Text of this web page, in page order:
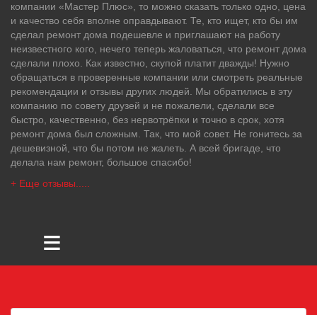
компании «Мастер Плюс», то можно сказать только одно, цена
и качество себя вполне оправдывают. Те, кто ищет, кто бы им
сделал ремонт дома подешевле и приглашают на работу
неизвестного кого, нечего теперь жаловаться, что ремонт дома
сделали плохо. Как известно, скупой платит дважды! Нужно
обращаться в проверенные компании или смотреть реальные
рекомендации и отзывы других людей. Мы обратились в эту
компанию по совету друзей и не пожалели, сделали все
быстро, качественно, без нервотрёпки и точно в срок, хотя
ремонт дома был сложным. Так, что мой совет. Не гонитесь за
дешевизной, что бы потом не жалеть. А всей бригаде, что
делала нам ремонт, большое спасибо!
+ Еще отзывы.....
≡